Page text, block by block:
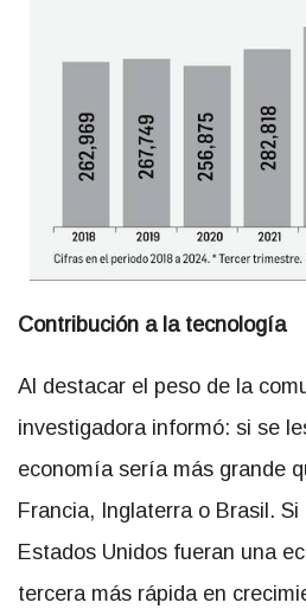
Contribución a la tecnología
Al destacar el peso de la
investigadora informó: si se
economía sería más grande
Francia, Inglaterra o Brasil.
Estados Unidos fueran una
tercera más rápida en